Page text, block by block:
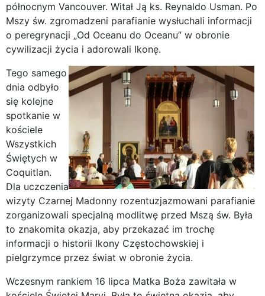
północnym Vancouver. Witał Ją ks. Reynaldo Usman. Po
Mszy św. zgromadzeni parafianie wysłuchali informacji
o peregrynacji „Od Oceanu do Oceanu” w obronie
cywilizacji życia i adorowali Ikonę.
Tego samego
dnia odbyło
się kolejne
spotkanie w
kościele
Wszystkich
Świętych w
Coquitlan.
Dla uczczenia
wizyty Czarnej Madonny rozentuzjazmowani parafianie
zorganizowali specjalną modlitwę przed Mszą św. Była
to znakomita okazja, aby przekazać im trochę
informacji o historii Ikony Częstochowskiej i
pielgrzymce przez świat w obronie życia.
Wczesnym rankiem 16 lipca Matka Boża zawitała w